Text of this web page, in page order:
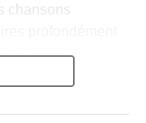
chansons
signe une
inspirée